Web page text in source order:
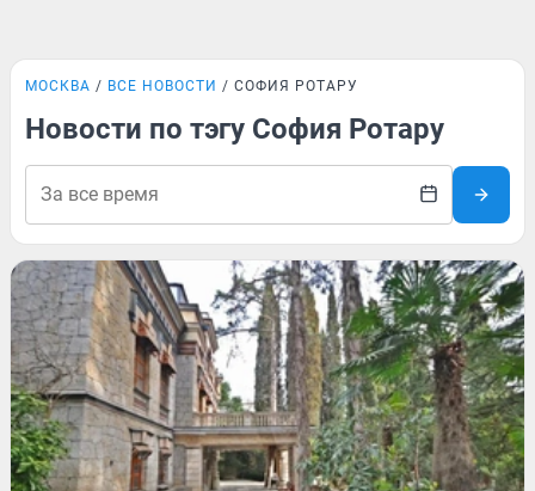
МОСКВА ВСЕ НОВОСТИ СОФИЯ РОТАРУ
Новости по тэгу София Ротару